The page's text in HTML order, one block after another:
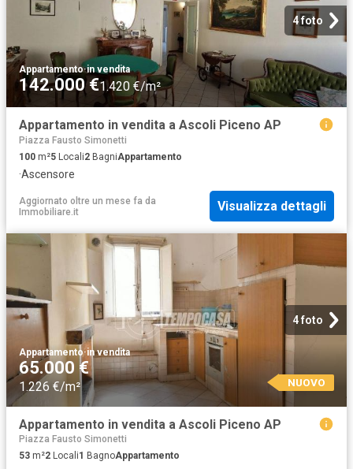
4 foto
Appartamento·in vendita
142.000 €1.420 €/m²
Appartamento in vendita a Ascoli Piceno AP
Piazza Fausto Simonetti
100 m²5 Locali2 BagniAppartamento
·Ascensore
Aggiornato oltre un mese fa da
Immobiliare.it
Visualizza dettagli
4 foto
Appartamento·in vendita
65.000 €
1.226 €/m² NUOVO
Appartamento in vendita a Ascoli Piceno AP
Piazza Fausto Simonetti
53 m²2 Locali1 BagnoAppartamento